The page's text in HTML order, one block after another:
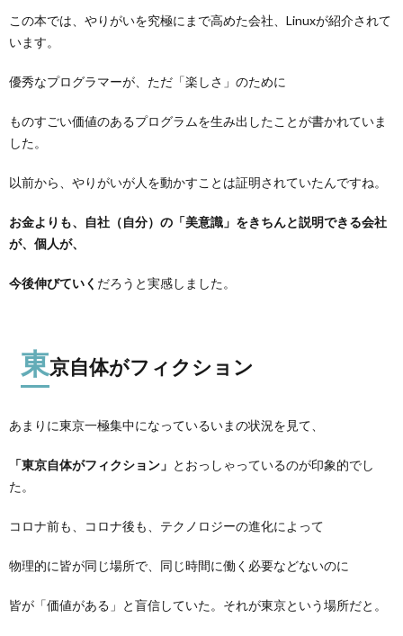
この本では、やりがいを究極にまで高めた会社、Linuxが紹介されて
います。
優秀なプログラマーが、ただ「楽しさ」のために
ものすごい価値のあるプログラムを生み出したことが書かれていま
した。
以前から、やりがいが人を動かすことは証明されていたんですね。
お金よりも、自社（自分）の「美意識」をきちんと説明できる会社
が、個人が、
今後伸びていく だろうと実感しました。
東京自体がフィクション
あまりに東京一極集中になっているいまの状況を見て、
「東京自体がフィクション」 とおっしゃっているのが印象的でし
た。
コロナ前も、コロナ後も、テクノロジーの進化によって
物理的に皆が同じ場所で、同じ時間に働く必要などないのに
皆が「価値がある」と盲信していた。それが東京という場所だと。